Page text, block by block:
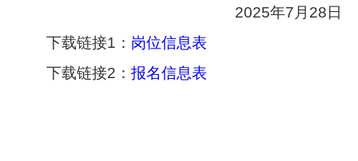
2025年7月28日
下载链接1： 岗位信息表
下载链接2：报名信息表